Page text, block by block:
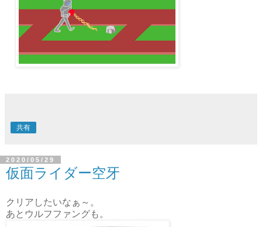
共有
2020/05/29
仮面ライダー空牙
クリアしたいなぁ～。
あとウルフファングも。